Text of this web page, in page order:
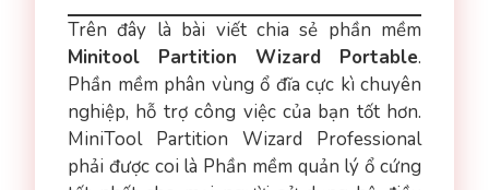
Trên đây là bài viết chia sẻ phần mềm
Minitool Partition Wizard Portable.
Phần mềm phân vùng ổ đĩa cực kì chuyên
nghiệp, hỗ trợ công việc của bạn tốt hơn.
MiniTool Partition Wizard Professional
phải được coi là Phần mềm quản lý ổ cứng